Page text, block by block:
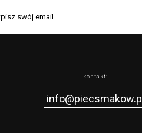
kontakt:
info@piecsmakow.pl